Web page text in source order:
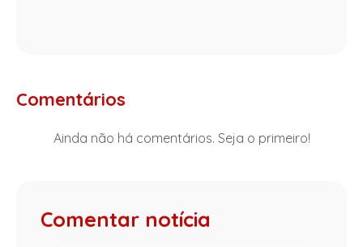
Comentários
Ainda não há comentários. Seja o primeiro!
Comentar notícia